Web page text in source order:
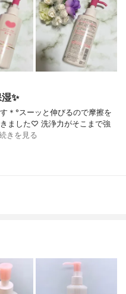
✨
＊°スーッと伸びるので摩擦を
ました♡ 洗浄力がそこまで強
きを見る